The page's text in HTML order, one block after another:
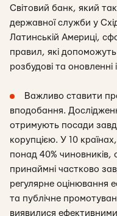
Світовий банк, який
державної служби у
Латинській Америці,
правил, які
розбудові та оновленні
Важливо ставити
вподобання.
отримують посади
корупцією. У 10
понад 40% чиновників,
принаймні частково
регулярне оцінювання
та публічне
виявилися